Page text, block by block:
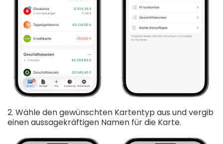
2. Wähle den gewünschten Kartentyp aus und vergib
einen aussagekräftigen Namen für die Karte.